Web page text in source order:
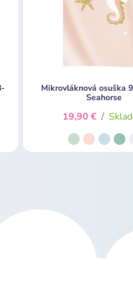
Mikrovláknová osuška
Seahorse
19,90 € /